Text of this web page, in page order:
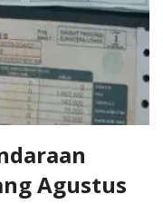
Agustus